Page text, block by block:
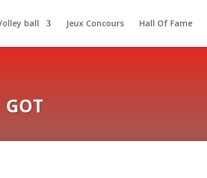
ball Jeux Concours Hall Of Fame
GOT